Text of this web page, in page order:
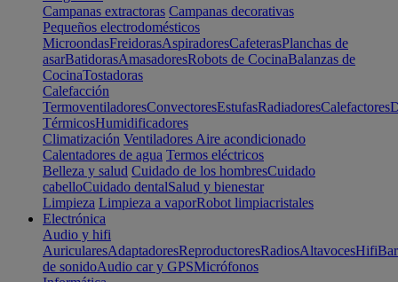
Campanas extractoras Campanas decorativas
Pequeños electrodomésticos
MicroondasFreidorasAspiradoresCafeterasPlanchas de
asarBatidorasAmasadoresRobots de CocinaBalanzas de
CocinaTostadoras
Calefacción
TermoventiladoresConvectoresEstufasRadiadoresCalefactores
TérmicosHumidificadores
Climatización Ventiladores Aire acondicionado
Calentadores de agua Termos eléctricos
Belleza y salud Cuidado de los hombresCuidado
cabelloCuidado dentalSalud y bienestar
Limpieza Limpieza a vaporRobot limpiacristales
Electrónica
Audio y hifi
AuricularesAdaptadoresReproductoresRadiosAltavocesHifi
de sonidoAudio car y GPSMicrófonos